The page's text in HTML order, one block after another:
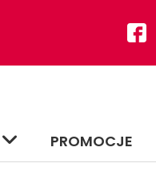
PROMOCJE